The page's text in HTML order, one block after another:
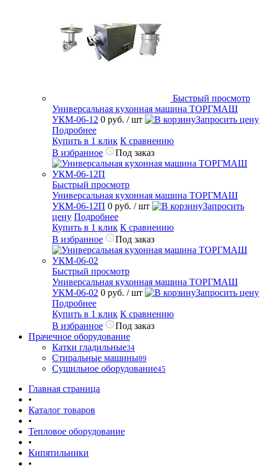
Быстрый просмотр
Универсальная кухонная машина ТОРГМАШ
УКМ-06-12 0 руб. / шт
Запросить цену
Подробнее
Купить в 1 клик К сравнению
В избранное
Под заказ
Быстрый просмотр
Универсальная кухонная машина ТОРГМАШ
УКМ-06-12П 0 руб. / шт
Запросить
цену Подробнее
Купить в 1 клик К сравнению
В избранное
Под заказ
Быстрый просмотр
Универсальная кухонная машина ТОРГМАШ
УКМ-06-02 0 руб. / шт
Запросить цену
Подробнее
Купить в 1 клик К сравнению
В избранное
Под заказ
Прачечное оборудование
Катки гладильные34
Стиральные машины89
Сушильное оборудование45
Главная страница
•
Каталог товаров
•
Тепловое оборудование
•
Кипятильники
•